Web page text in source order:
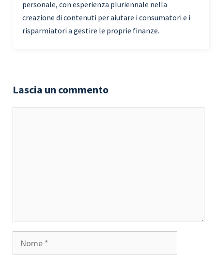
personale, con esperienza pluriennale nella
creazione di contenuti per aiutare i consumatori e i
risparmiatori a gestire le proprie finanze.
Lascia un commento
Nome